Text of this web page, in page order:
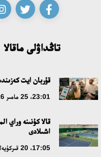
قازاق تىلىندەگى «قۇت»
18:59، 20 شىلدە 2026
مە؟
18:16، 20 شىلدە 2026
تاڭداۋلى ماقالا
قۇربان ايت
23:01، 25 مامىر 2026
قالا كۇنىنە وراي
اشىلادى
17:05، 20 قىركۇيەك 2025